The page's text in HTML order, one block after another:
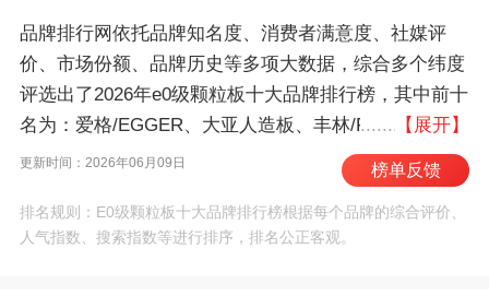
品牌排行网依托品牌知名度、消费者满意度、社媒评
价、市场份额、品牌历史等多项大数据，综合多个纬度
评选出了2026年e0级颗粒板十大品牌排行榜，其中前十
名为：爱格/EGGER、大亚人造板、丰林/FENGLIN、
福人/FUREN、克诺斯邦、鹏鸿/PENGHONG、露水
河/DEWRIVER、鼎丰木业、宁丰木业、派阳山 。我们
致力于用最真实的数据告诉您e0级颗粒板什么牌子好，
供您参考。
【展开】
更新时间：2026年06月09日 榜单反馈
排名规则：E0级颗粒板十大品牌排行榜根据每个品牌的综合评价、
人气指数、搜索指数等进行排序，排名公正客观。